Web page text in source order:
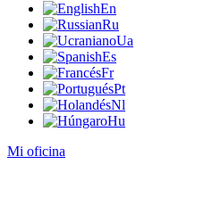
En
Ru
Ua
Es
Fr
Pt
Nl
Hu
Mi oficina